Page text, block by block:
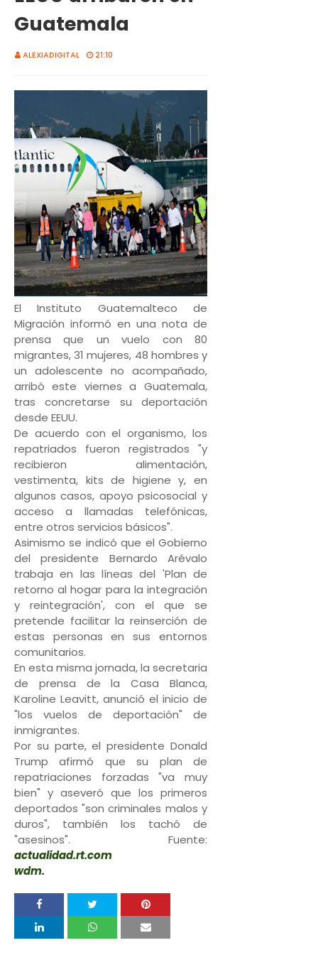
Guatemala
ALEXIADIGITAL 21:10
El Instituto Guatemalteco de
Migración informó en una nota de
prensa que un vuelo con 80
migrantes, 31 mujeres, 48 hombres y
un adolescente no acompañado,
arribó este viernes a Guatemala,
tras concretarse su deportación
desde EEUU.
De acuerdo con el organismo, los
repatriados fueron registrados "y
recibieron alimentación,
vestimenta, kits de higiene y, en
algunos casos, apoyo psicosocial y
acceso a llamadas telefónicas,
entre otros servicios básicos".
Asimismo se indicó que el Gobierno
del presidente Bernardo Arévalo
trabaja en las líneas del 'Plan de
retorno al hogar para la integración
y reintegración', con el que se
pretende facilitar la reinserción de
estas personas en sus entornos
comunitarios.
En esta misma jornada, la secretaria
de prensa de la Casa Blanca,
Karoline Leavitt, anunció el inicio de
"los vuelos de deportación" de
inmigrantes.
Por su parte, el presidente Donald
Trump afirmó que su plan de
repatriaciones forzadas "va muy
bien" y aseveró que los primeros
deportados "son criminales malos y
duros", también los tachó de
"asesinos". Fuente:
actualidad.rt.com
wdm.